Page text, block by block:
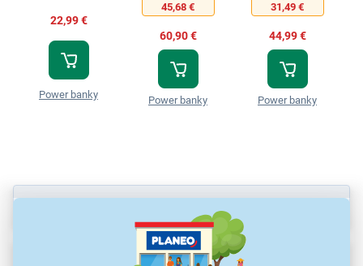
22,99 €
Power banky
45,68 €
60,90 €
Power banky
31,49 €
44,99 €
Power banky
Recenzie